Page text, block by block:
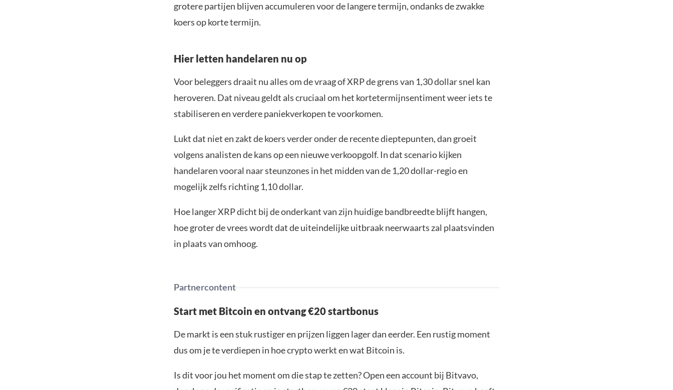
grotere partijen blijven accumuleren voor de langere termijn, ondanks de zwakke
koers op korte termijn.
Hier letten handelaren nu op
Voor beleggers draait nu alles om de vraag of XRP de grens van 1,30 dollar snel kan
heroveren. Dat niveau geldt als cruciaal om het kortetermijnsentiment weer iets te
stabiliseren en verdere paniekverkopen te voorkomen.
Lukt dat niet en zakt de koers verder onder de recente dieptepunten, dan groeit
volgens analisten de kans op een nieuwe verkoopgolf. In dat scenario kijken
handelaren vooral naar steunzones in het midden van de 1,20 dollar-regio en
mogelijk zelfs richting 1,10 dollar.
Hoe langer XRP dicht bij de onderkant van zijn huidige bandbreedte blijft hangen,
hoe groter de vrees wordt dat de uiteindelijke uitbraak neerwaarts zal plaatsvinden
in plaats van omhoog.
Partnercontent
Start met Bitcoin en ontvang €20 startbonus
De markt is een stuk rustiger en prijzen liggen lager dan eerder. Een rustig moment
dus om je te verdiepen in hoe crypto werkt en wat Bitcoin is.
Is dit voor jou het moment om die stap te zetten? Open een account bij Bitvavo,